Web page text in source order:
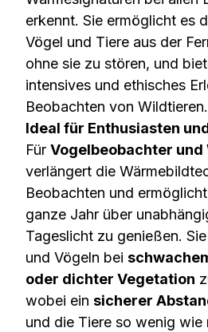
erkennt. Sie ermöglicht es
Vögel und Tiere aus der
ohne sie zu stören, und
intensives und ethisches
Beobachten von Wildtieren.
Ideal für Enthusiasten
Für Vogelbeobachter
verlängert die
Beobachten und
ganze Jahr über
Tageslicht zu genießen.
und Vögeln bei
oder dichter Vegetation
wobei ein sicherer
und die Tiere so wenig